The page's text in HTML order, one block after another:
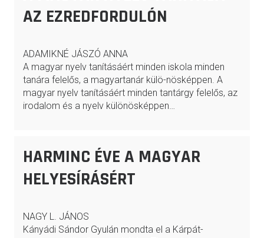
AZ EZREDFORDULÓN
ADAMIKNÉ JÁSZÓ ANNA
A magyar nyelv tanításáért minden iskola minden
tanára felelős, a magyartanár külö-nösképpen. A
magyar nyelv tanításáért minden tantárgy felelős, az
irodalom és a nyelv különösképpen…
HARMINC ÉVE A MAGYAR
HELYESÍRÁSÉRT
NAGY L. JÁNOS
Kányádi Sándor Gyulán mondta el a Kárpát-